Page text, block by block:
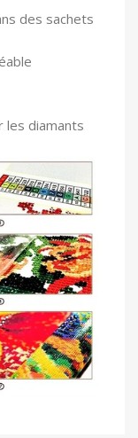
des sachets
les diamants